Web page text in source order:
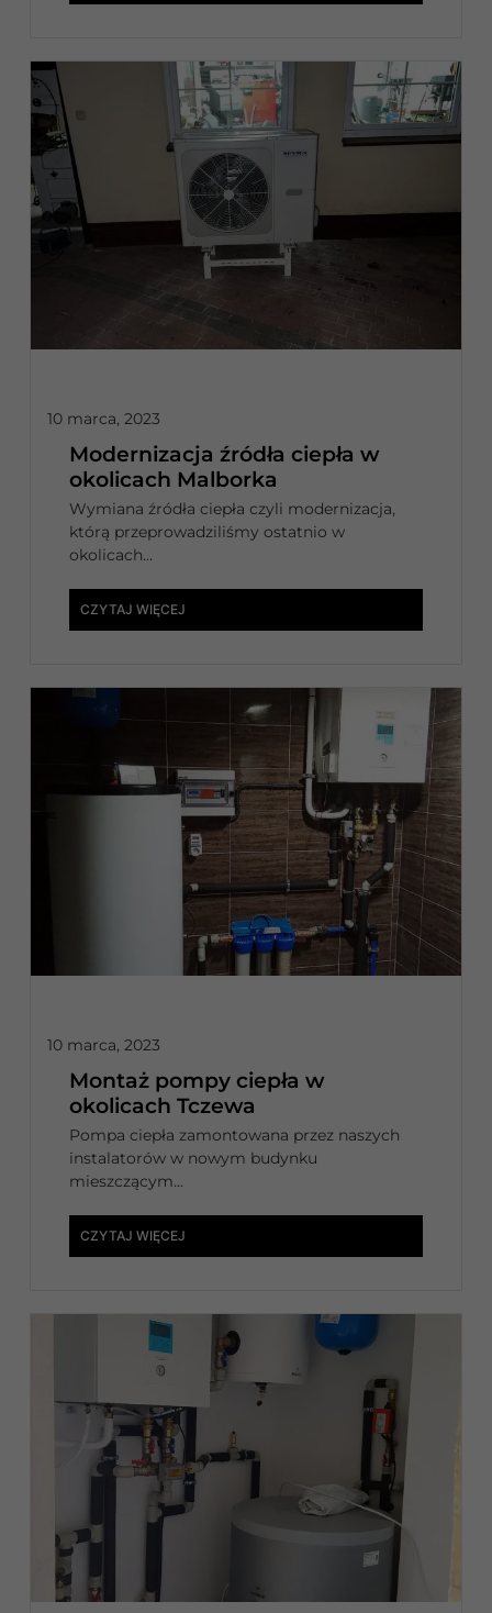
Modernizacja źródła ciepła w
okolicach Malborka
Wymiana źródła ciepła czyli modernizacja,
którą przeprowadziliśmy ostatnio w
okolicach...
CZYTAJ WIĘCEJ
10 marca, 2023
Montaż pompy ciepła w
okolicach Tczewa
Pompa ciepła zamontowana przez naszych
instalatorów w nowym budynku
mieszczącym...
CZYTAJ WIĘCEJ
10 marca, 2023